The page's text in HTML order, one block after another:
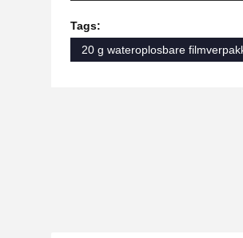
Tags:
20 g wateroplosbare